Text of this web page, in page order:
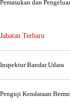
Pemasukan dan
Jabatan Terbaru
Inspektur Bandar Udara
Penguji Kendaraan